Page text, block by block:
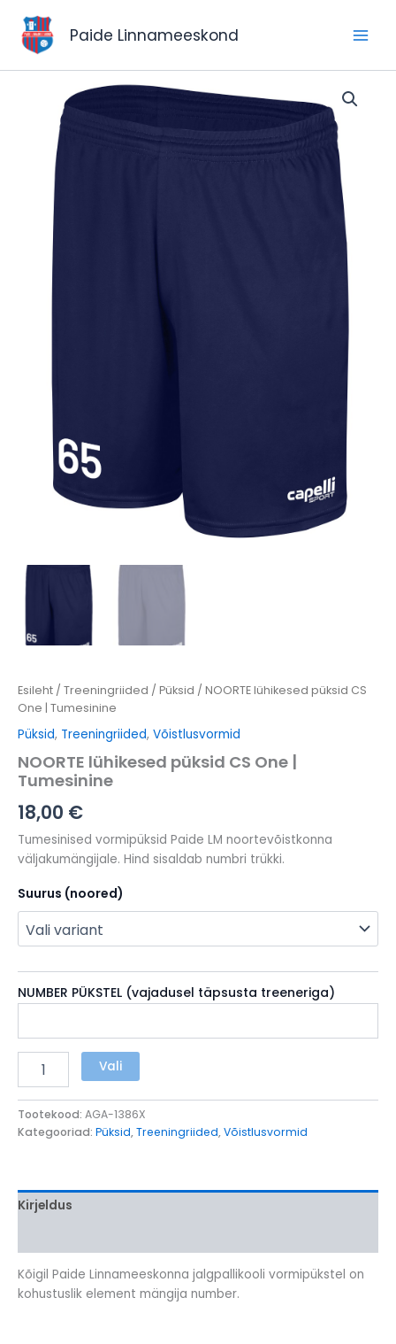
content
Paide Linnameeskond
Esileht / Treeningriided / Püksid / NOORTE lühikesed püksid CS
One | Tumesinine
Püksid, Treeningriided, Võistlusvormid
NOORTE lühikesed püksid CS One |
Tumesinine
18,00 €
Tumesinised vormipüksid Paide LM noortevõistkonna
väljakumängijale. Hind sisaldab numbri trükki.
Suurus (noored)
NUMBER PÜKSTEL (vajadusel täpsusta treeneriga)
NOORTE
lühikesed
püksid
CS
One
Vali
Tootekood: AGA-1386X
Kategooriad: Püksid,Treeningriided,Võistlusvormid
Kirjeldus
Kõigil Paide Linnameeskonna jalgpallikooli vormipükstel on
kohustuslik element mängija number.